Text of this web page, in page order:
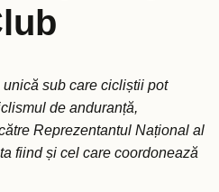
sub care cicliștii pot
de anduranță,
Reprezentantul Național al
fiind și cel care coordonează